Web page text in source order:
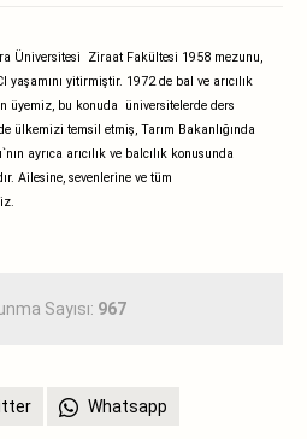
Üniversitesi
Ziraat Fakültesi 1958 mezunu,
yitirmiştir. 1972 de bal ve arıcılık
üyemiz, bu konuda
üniversitelerde ders
ülkemizi temsil etmiş, Tarım Bakanlığında
ayrıca arıcılık ve balcılık konusunda
Ailesine, sevenlerine ve tüm
Sayısı: 967
Whatsapp